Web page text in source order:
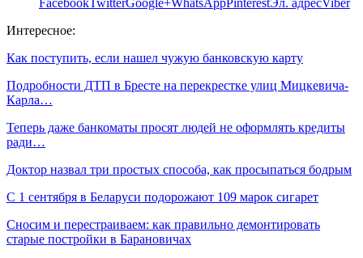
Facebook TwitterGoogle+WhatsAppPinterestЭл. адресViber
Интересное:
Как поступить, если нашел чужую банковскую карту
Подробности ДТП в Бресте на перекрестке улиц Мицкевича-
Карла…
Теперь даже банкоматы просят людей не оформлять кредиты
ради…
Доктор назвал три простых способа, как просыпаться бодрым
С 1 сентября в Беларуси подорожают 109 марок сигарет
Сносим и перестраиваем: как правильно демонтировать
старые постройки в Барановичах